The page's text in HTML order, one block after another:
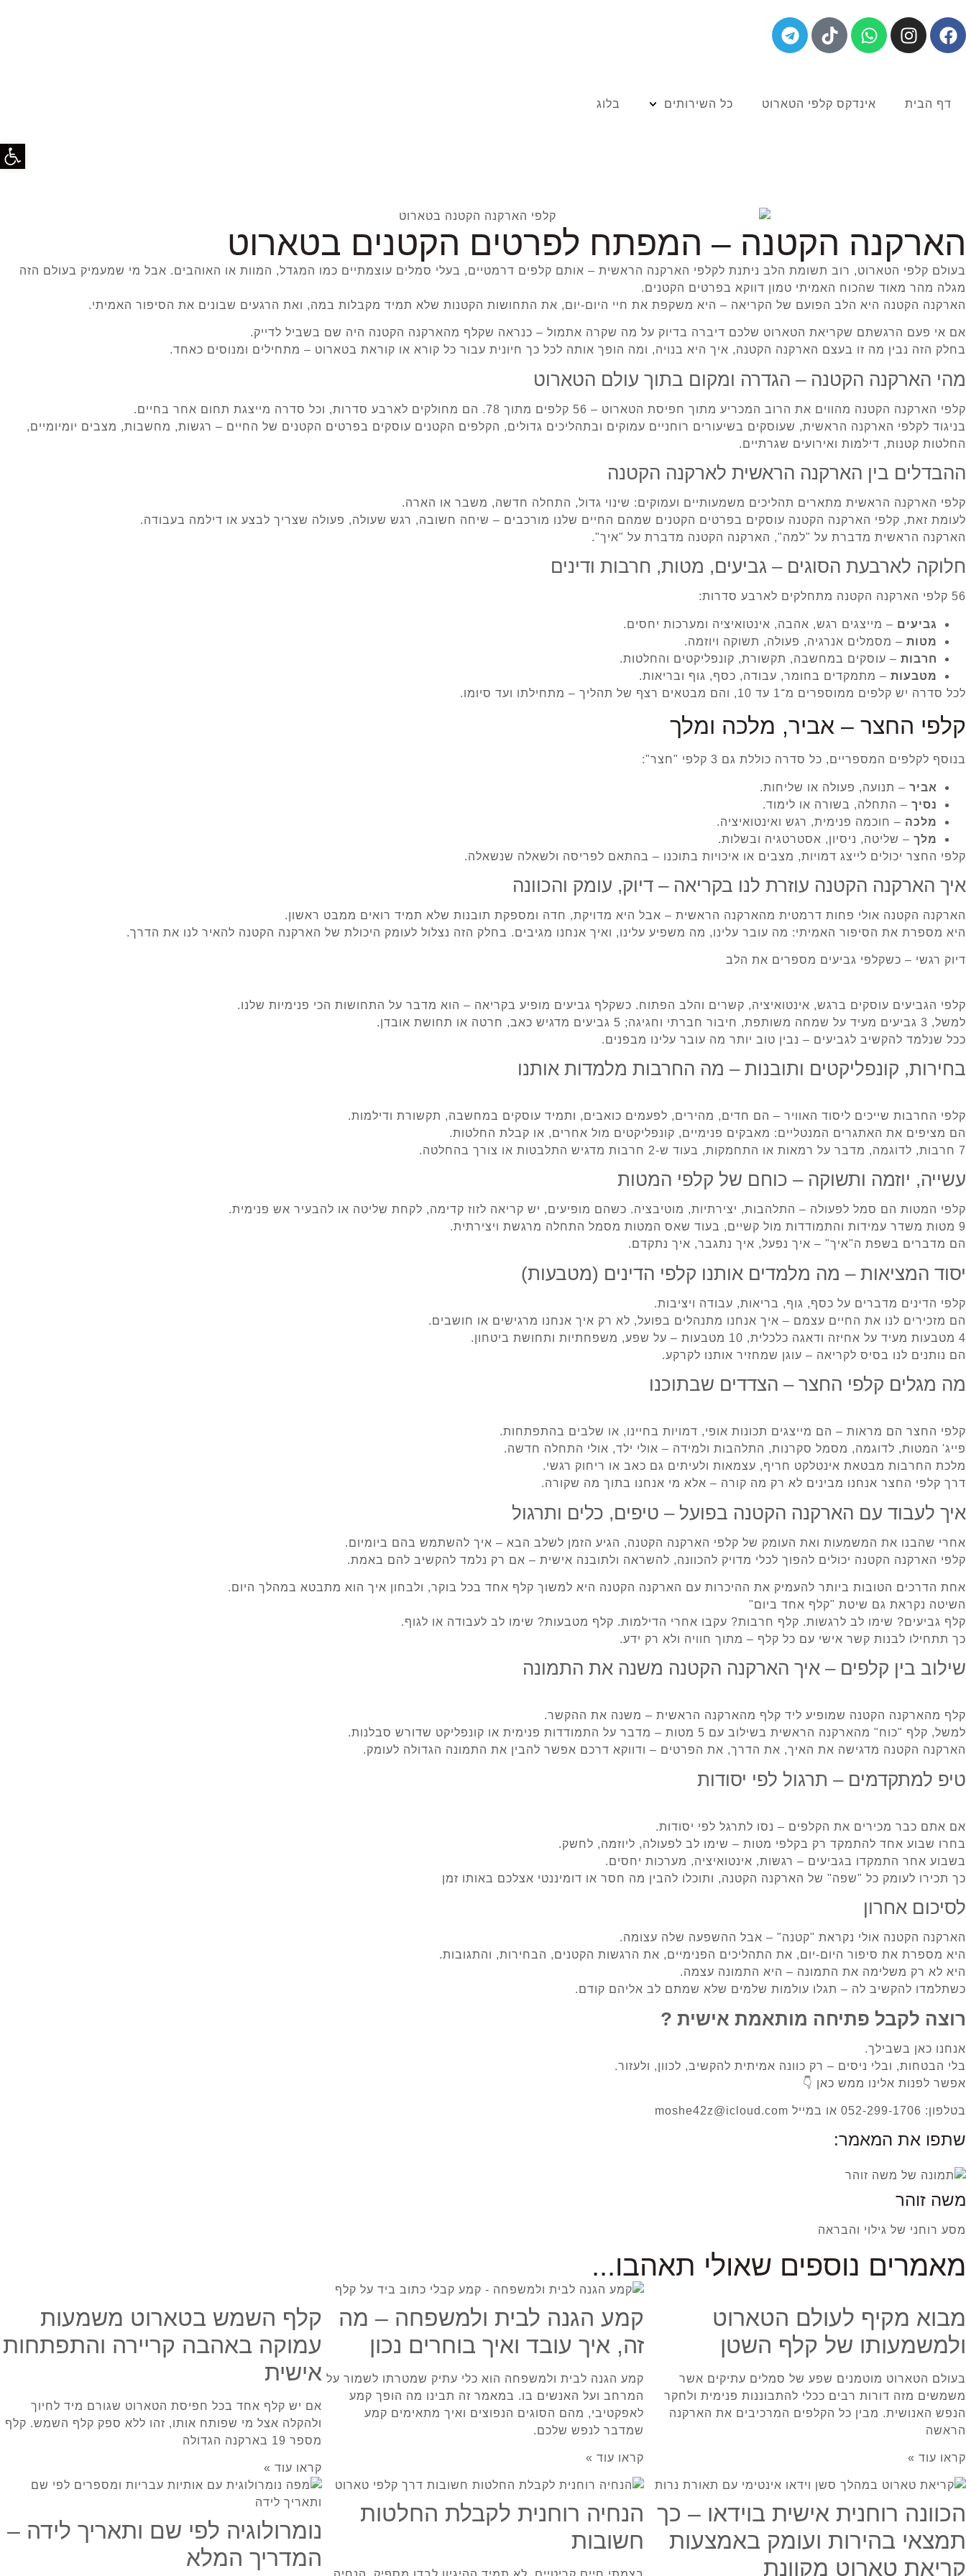
דף הבית אינדקס קלפי הטארוט כל השירותים בלוג
הארקנה הקטנה – המפתח לפרטים הקטנים בטארוט
בעולם קלפי הטארוט, רוב תשומת הלב ניתנת לקלפי הארקנה הראשית – אותם קלפים דרמטיים, בעלי סמלים עוצמתיים כמו המגדל, המוות או האוהבים. אבל מי שמעמיק בעולם הזה
מגלה מהר מאוד שהכוח האמיתי טמון דווקא בפרטים הקטנים.
הארקנה הקטנה היא הלב הפועם של הקריאה – היא משקפת את חיי היום-יום, את התחושות הקטנות שלא תמיד מקבלות במה, ואת הרגעים שבונים את הסיפור האמיתי.
אם אי פעם הרגשתם שקריאת הטארוט שלכם דיברה בדיוק על מה שקרה אתמול – כנראה שקלף מהארקנה הקטנה היה שם בשביל לדייק.
בחלק הזה נבין מה זו בעצם הארקנה הקטנה, איך היא בנויה, ומה הופך אותה לכל כך חיונית עבור כל קורא או קוראת בטארוט – מתחילים ומנוסים כאחד.
מהי הארקנה הקטנה – הגדרה ומקום בתוך עולם הטארוט
קלפי הארקנה הקטנה מהווים את הרוב המכריע מתוך חפיסת הטארוט – 56 קלפים מתוך 78. הם מחולקים לארבע סדרות, וכל סדרה מייצגת תחום אחר בחיים.
בניגוד לקלפי הארקנה הראשית, שעוסקים בשיעורים רוחניים עמוקים ובתהליכים גדולים, הקלפים הקטנים עוסקים בפרטים הקטנים של החיים – רגשות, מחשבות, מצבים יומיומיים,
החלטות קטנות, דילמות ואירועים שגרתיים.
ההבדלים בין הארקנה הראשית לארקנה הקטנה
קלפי הארקנה הראשית מתארים תהליכים משמעותיים ועמוקים: שינוי גדול, התחלה חדשה, משבר או הארה.
לעומת זאת, קלפי הארקנה הקטנה עוסקים בפרטים הקטנים שמהם החיים שלנו מורכבים – שיחה חשובה, רגש שעולה, פעולה שצריך לבצע או דילמה בעבודה.
הארקנה הראשית מדברת על "למה", הארקנה הקטנה מדברת על "איך".
חלוקה לארבעת הסוגים – גביעים, מטות, חרבות ודינים
56 קלפי הארקנה הקטנה מתחלקים לארבע סדרות:
גביעים – מייצגים רגש, אהבה, אינטואיציה ומערכות יחסים.
מטות – מסמלים אנרגיה, פעולה, תשוקה ויוזמה.
חרבות – עוסקים במחשבה, תקשורת, קונפליקטים והחלטות.
מטבעות – מתמקדים בחומר, עבודה, כסף, גוף ובריאות.
לכל סדרה יש קלפים ממוספרים מ־1 עד 10, והם מבטאים רצף של תהליך – מתחילתו ועד סיומו.
קלפי החצר – אביר, מלכה ומלך
בנוסף לקלפים המספריים, כל סדרה כוללת גם 3 קלפי "חצר":
אביר – תנועה, פעולה או שליחות.
נסיך – התחלה, בשורה או לימוד.
מלכה – חוכמה פנימית, רגש ואינטואיציה.
מלך – שליטה, ניסיון, אסטרטגיה ובשלות.
קלפי החצר יכולים לייצג דמויות, מצבים או איכויות בתוכנו – בהתאם לפריסה ולשאלה שנשאלה.
איך הארקנה הקטנה עוזרת לנו בקריאה – דיוק, עומק והכוונה
הארקנה הקטנה אולי פחות דרמטית מהארקנה הראשית – אבל היא מדויקת, חדה ומספקת תובנות שלא תמיד רואים ממבט ראשון.
היא מספרת את הסיפור האמיתי: מה עובר עלינו, מה משפיע עלינו, ואיך אנחנו מגיבים. בחלק הזה נצלול לעומק היכולת של הארקנה הקטנה להאיר לנו את הדרך.
דיוק רגשי – כשקלפי גביעים מספרים את הלב
קלפי הגביעים עוסקים ברגש, אינטואיציה, קשרים והלב הפתוח. כשקלף גביעים מופיע בקריאה – הוא מדבר על התחושות הכי פנימיות שלנו.
למשל, 3 גביעים מעיד על שמחה משותפת, חיבור חברתי וחגיגה; 5 גביעים מדגיש כאב, חרטה או תחושת אובדן.
ככל שנלמד להקשיב לגביעים – נבין טוב יותר מה עובר עלינו מבפנים.
בחירות, קונפליקטים ותובנות – מה החרבות מלמדות אותנו
קלפי החרבות שייכים ליסוד האוויר – הם חדים, מהירים, לפעמים כואבים, ותמיד עוסקים במחשבה, תקשורת ודילמות.
הם מציפים את האתגרים המנטליים: מאבקים פנימיים, קונפליקטים מול אחרים, או קבלת החלטות.
7 חרבות, לדוגמה, מדבר על רמאות או התחמקות, בעוד ש-2 חרבות מדגיש התלבטות או צורך בהחלטה.
עשייה, יוזמה ותשוקה – כוחם של קלפי המטות
קלפי המטות הם סמל לפעולה – התלהבות, יצירתיות, מוטיבציה. כשהם מופיעים, יש קריאה לזוז קדימה, לקחת שליטה או להבעיר אש פנימית.
9 מטות משדר עמידות והתמודדות מול קשיים, בעוד שאס המטות מסמל התחלה מרגשת ויצירתית.
הם מדברים בשפת ה"איך" – איך נפעל, איך נתגבר, איך נתקדם.
יסוד המציאות – מה מלמדים אותנו קלפי הדינים (מטבעות)
קלפי הדינים מדברים על כסף, גוף, בריאות, עבודה ויציבות.
הם מזכירים לנו את החיים עצמם – איך אנחנו מתנהלים בפועל, לא רק איך אנחנו מרגישים או חושבים.
4 מטבעות מעיד על אחיזה ודאגה כלכלית, 10 מטבעות – על שפע, משפחתיות ותחושת ביטחון.
הם נותנים לנו בסיס לקריאה – עוגן שמחזיר אותנו לקרקע.
מה מגלים קלפי החצר – הצדדים שבתוכנו
קלפי החצר הם מראות – הם מייצגים תכונות אופי, דמויות בחיינו, או שלבים בהתפתחות.
פייג' המטות, לדוגמה, מסמל סקרנות, התלהבות ולמידה – אולי ילד, אולי התחלה חדשה.
מלכת החרבות מבטאת אינטלקט חריף, עצמאות ולעיתים גם כאב או ריחוק רגשי.
דרך קלפי החצר אנחנו מבינים לא רק מה קורה – אלא מי אנחנו בתוך מה שקורה.
איך לעבוד עם הארקנה הקטנה בפועל – טיפים, כלים ותרגול
אחרי שהבנו את המשמעות ואת העומק של קלפי הארקנה הקטנה, הגיע הזמן לשלב הבא – איך להשתמש בהם ביומיום.
קלפי הארקנה הקטנה יכולים להפוך לכלי מדויק להכוונה, להשראה ולתובנה אישית – אם רק נלמד להקשיב להם באמת.
אחת הדרכים הטובות ביותר להעמיק את ההיכרות עם הארקנה הקטנה היא למשוך קלף אחד בכל בוקר, ולבחון איך הוא מתבטא במהלך היום.
השיטה נקראת גם שיטת "קלף אחד ביום"
קלף גביעים? שימו לב לרגשות. קלף חרבות? עקבו אחרי הדילמות. קלף מטבעות? שימו לב לעבודה או לגוף.
כך תתחילו לבנות קשר אישי עם כל קלף – מתוך חוויה ולא רק ידע.
שילוב בין קלפים – איך הארקנה הקטנה משנה את התמונה
קלף מהארקנה הקטנה שמופיע ליד קלף מהארקנה הראשית – משנה את ההקשר.
למשל, קלף "כוח" מהארקנה הראשית בשילוב עם 5 מטות – מדבר על התמודדות פנימית או קונפליקט שדורש סבלנות.
הארקנה הקטנה מדגישה את האיך, את הדרך, את הפרטים – ודווקא דרכם אפשר להבין את התמונה הגדולה לעומק.
טיפ למתקדמים – תרגול לפי יסודות
אם אתם כבר מכירים את הקלפים – נסו לתרגל לפי יסודות.
בחרו שבוע אחד להתמקד רק בקלפי מטות – שימו לב לפעולה, ליוזמה, לחשק.
בשבוע אחר התמקדו בגביעים – רגשות, אינטואיציה, מערכות יחסים.
כך תכירו לעומק כל "שפה" של הארקנה הקטנה, ותוכלו להבין מה חסר או דומיננטי אצלכם באותו זמן
לסיכום אחרון
הארקנה הקטנה אולי נקראת "קטנה" – אבל ההשפעה שלה עצומה.
היא מספרת את סיפור היום-יום, את התהליכים הפנימיים, את הרגשות הקטנים, הבחירות, והתגובות.
היא לא רק משלימה את התמונה – היא התמונה עצמה.
כשתלמדו להקשיב לה – תגלו עולמות שלמים שלא שמתם לב אליהם קודם.
רוצה לקבל פתיחה מותאמת אישית ?
אנחנו כאן בשבילך.
בלי הבטחות, ובלי ניסים – רק כוונה אמיתית להקשיב, לכוון, ולעזור.
אפשר לפנות אלינו ממש כאן 👇
בטלפון: 052-299-1706 או במייל moshe42z@icloud.com
שתפו את המאמר:
משה זוהר
מסע רוחני של גילוי והבראה
מאמרים נוספים שאולי תאהבו...
מבוא מקיף לעולם הטארוט
ולמשמעותו של קלף השטן
בעולם הטארוט מוטמנים שפע של סמלים עתיקים אשר
משמשים מזה דורות רבים ככלי להתבוננות פנימית ולחקר
הנפש האנושית. מבין כל הקלפים המרכיבים את הארקנה
הראשה
קראו עוד »
קמע הגנה לבית ולמשפחה – מה
זה, איך עובד ואיך בוחרים נכון
קמע הגנה לבית ולמשפחה הוא כלי עתיק שמטרתו לשמור על
המרחב ועל האנשים בו. במאמר זה תבינו מה הופך קמע
לאפקטיבי, מהם הסוגים הנפוצים ואיך מתאימים קמע
שמדבר לנפש שלכם.
קראו עוד »
קלף השמש בטארוט משמעות
עמוקה באהבה קריירה והתפתחות
אישית
אם יש קלף אחד בכל חפיסת הטארוט שגורם מיד לחיוך
ולהקלה אצל מי שפותח אותו, זהו ללא ספק קלף השמש. קלף
מספר 19 בארקנה הגדולה
קראו עוד »
הכוונה רוחנית אישית בוידאו – כך
תמצאי בהירות ועומק באמצעות
קריאת טארוט מקוונת
הנחיה רוחנית לקבלת החלטות
חשובות
נומרולוגיה לפי שם ותאריך לידה –
המדריך המלא
פתח